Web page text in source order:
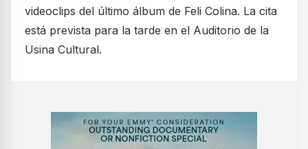
videoclips del último álbum de Feli Colina. La cita
está prevista para la tarde en el Auditorio de la
Usina Cultural.